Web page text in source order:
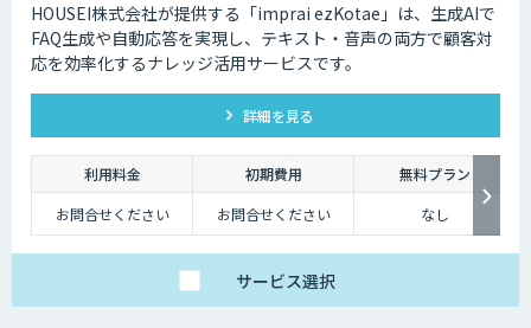
HOUSEI株式会社が提供する「imprai ezKotae」は、生成AIで
FAQ生成や自動応答を実現し、テキスト・音声の両方で顧客対
応を効率化するナレッジ活用サービスです。
詳細を見る
利用料金 初期費用
無料プラン
お問合せください
お問合せください なし
サービス選択